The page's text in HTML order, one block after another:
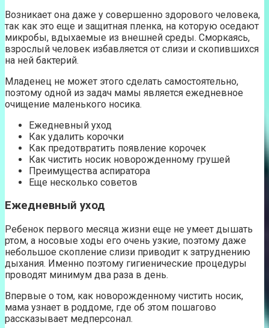
Возникает она даже у совершенно здорового человека,
так как это еще и защитная пленка, на которую оседают
микробы, вдыхаемые из внешней среды. Сморкаясь,
взрослый человек избавляется от слизи и скопившихся
на ней бактерий.
Младенец не может этого сделать самостоятельно,
поэтому одной из задач мамы является ежедневное
очищение маленького носика.
Ежедневный уход
Как удалить корочки
Как предотвратить появление корочек
Как чистить носик новорожденному грушей
Преимущества аспиратора
Еще несколько советов
Ежедневный уход
Ребенок первого месяца жизни еще не умеет дышать
ртом, а носовые ходы его очень узкие, поэтому даже
небольшое скопление слизи приводит к затруднению
дыхания. Именно поэтому гигиенические процедуры
проводят минимум два раза в день.
Впервые о том, как новорожденному чистить носик,
мама узнает в роддоме, где об этом пошагово
рассказывает медперсонал.